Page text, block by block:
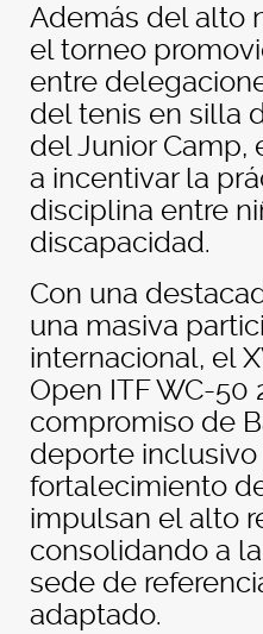
Además del alto
el torneo
entre
del tenis en silla
del Junior
a incentivar la
disciplina entre
discapacidad.
Con una
una masiva
internacional, el
Open ITF WC-50
compromiso de
deporte inclusivo
fortalecimiento
impulsan el alto
consolidando a
sede de
adaptado.